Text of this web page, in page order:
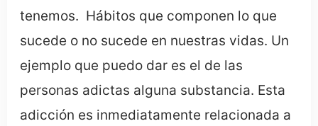
tenemos. Hábitos que componen lo que
sucede o no sucede en nuestras vidas. Un
ejemplo que puedo dar es el de las
personas adictas alguna substancia. Esta
adicción es inmediatamente relacionada a